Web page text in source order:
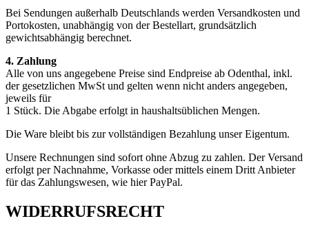
Bei Sendungen außerhalb Deutschlands werden Versandkosten und
Portokosten, unabhängig von der Bestellart, grundsätzlich
gewichtsabhängig berechnet.
4. Zahlung
Alle von uns angegebene Preise sind Endpreise ab Odenthal, inkl.
der gesetzlichen MwSt und gelten wenn nicht anders angegeben,
jeweils für
1 Stück. Die Abgabe erfolgt in haushaltsüblichen Mengen.
Die Ware bleibt bis zur vollständigen Bezahlung unser Eigentum.
Unsere Rechnungen sind sofort ohne Abzug zu zahlen. Der Versand
erfolgt per Nachnahme, Vorkasse oder mittels einem Dritt Anbieter
für das Zahlungswesen, wie hier PayPal.
WIDERRUFSRECHT